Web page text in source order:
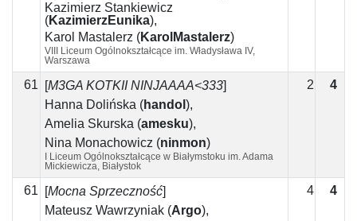
Kazimierz Stankiewicz
(KazimierzEunika),
Karol Mastalerz (KarolMastalerz)
VIII Liceum Ogólnokształcące im. Władysława IV,
Warszawa
61 [M3GA KOTKII NINJAAAA<333]
Hanna Dolińska (handol ),
Amelia Skurska (amesku),
Nina Monachowicz (ninmon)
I Liceum Ogólnokształcące w Białymstoku im. Adama
Mickiewicza, Białystok
2 4
61 [Mocna Sprzeczność]
Mateusz Wawrzyniak (Argo),
4 4